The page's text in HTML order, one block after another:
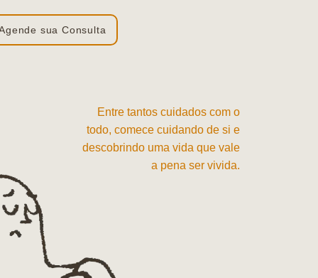
sua Consulta
Entre tantos cuidados com o
todo, comece cuidando de si e
descobrindo uma vida que vale
a pena ser vivida.